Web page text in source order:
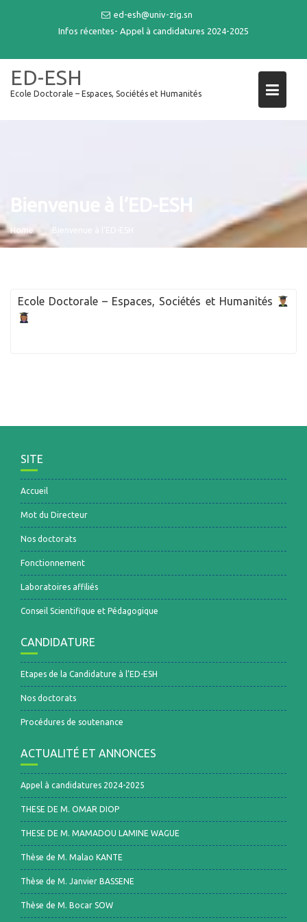
ed-esh@univ-zig.sn
Infos récentes- Appel à candidatures 2024-2025
ED-ESH
Ecole Doctorale – Espaces, Sociétés et Humanités
Bienvenue à l’ED-ESH
Home Bienvenue à l’ED-ESH
Ecole Doctorale – Espaces, Sociétés et Humanités
SITE
Accueil
Mot du Directeur
Nos doctorats
Fonctionnement
Laboratoires affiliés
Conseil Scientifique et Pédagogique
CANDIDATURE
Etapes de la Candidature à l’ED-ESH
Nos doctorats
Procédures de soutenance
ACTUALITÉ ET ANNONCES
Appel à candidatures 2024-2025
THESE DE M. OMAR DIOP
THESE DE M. MAMADOU LAMINE WAGUE
Thèse de M. Malao KANTE
Thèse de M. Janvier BASSENE
Thèse de M. Bocar SOW